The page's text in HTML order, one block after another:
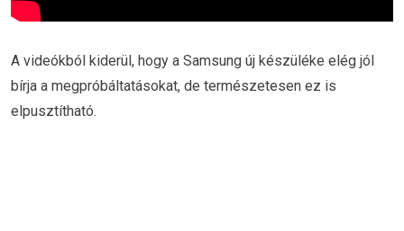
A videókból kiderül, hogy a Samsung új készüléke elég jól
bírja a megpróbáltatásokat, de természetesen ez is
elpusztítható.